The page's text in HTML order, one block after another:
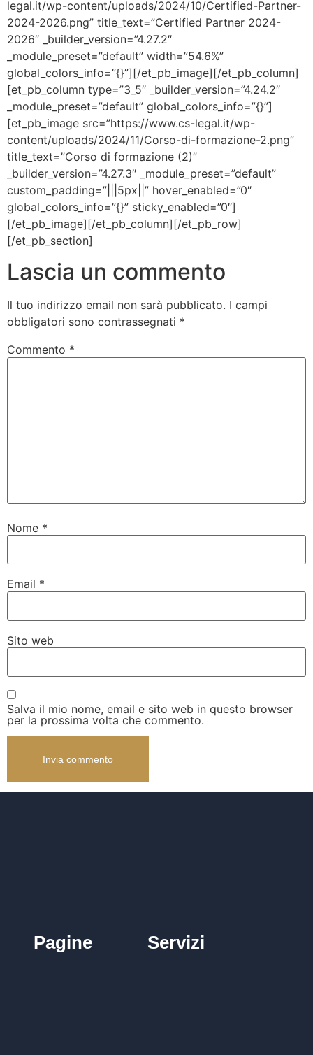
legal.it/wp-content/uploads/2024/10/Certified-Partner-
2024-2026.png” title_text=”Certified Partner 2024-
2026″ _builder_version=”4.27.2″
_module_preset=”default” width=”54.6%”
global_colors_info=”{}”][/et_pb_image][/et_pb_column]
[et_pb_column type=”3_5″ _builder_version=”4.24.2″
_module_preset=”default” global_colors_info=”{}”]
[et_pb_image src=”https://www.cs-legal.it/wp-
content/uploads/2024/11/Corso-di-formazione-2.png”
title_text=”Corso di formazione (2)”
_builder_version=”4.27.3″ _module_preset=”default”
custom_padding=”|||5px||” hover_enabled=”0″
global_colors_info=”{}” sticky_enabled=”0″]
[/et_pb_image][/et_pb_column][/et_pb_row]
[/et_pb_section]
Lascia un commento
Il tuo indirizzo email non sarà pubblicato. I campi
obbligatori sono contrassegnati *
Commento *
Nome *
Email *
Sito web
Salva il mio nome, email e sito web in questo browser
per la prossima volta che commento.
Pagine Servizi